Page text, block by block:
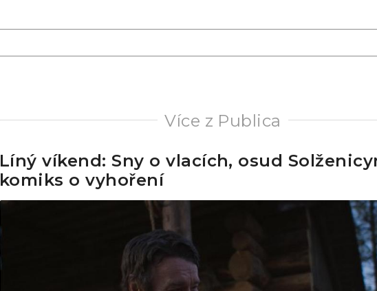
Více z Publica
Líný víkend: Sny o vlacích, osud
komiks o vyhoření